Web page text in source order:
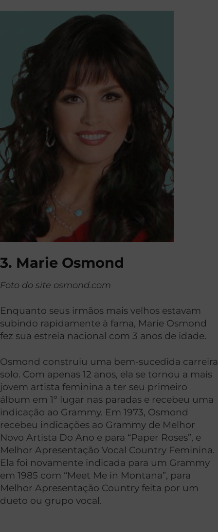
3. Marie Osmond
Foto do site osmond.com
Enquanto seus irmãos mais velhos estavam
subindo rapidamente à fama, Marie Osmond
fez sua estreia nacional com 3 anos de idade.
Osmond construiu uma bem-sucedida carreira
solo. Com apenas 12 anos, ela se tornou a mais
jovem artista feminina a ter seu primeiro
álbum em 1º lugar nas paradas e recebeu uma
indicação ao Grammy. Em 1973, Osmond
recebeu indicações ao Grammy de Melhor
Novo Artista Do Ano e para “Paper Roses”, e
Melhor Apresentação Vocal Country Feminina.
Ela foi novamente indicada para um Grammy
em 1985 com “Meet Me in Montana”, para
Melhor Apresentação Country feita por um
dueto ou grupo vocal.